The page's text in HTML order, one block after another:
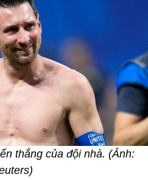
thắng của đội nhà. (Ảnh: